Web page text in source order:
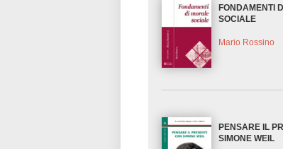
FONDAMENTI
SOCIALE
Mario Rossino
PENSARE IL
SIMONE WEIL